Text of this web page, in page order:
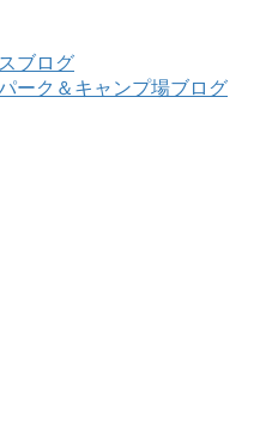
ブログ
ーク＆キャンプ場ブログ